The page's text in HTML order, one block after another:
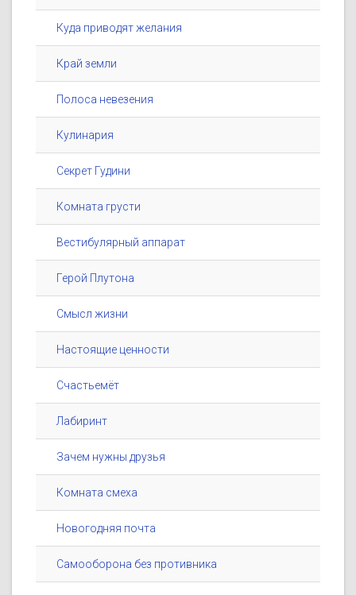
Куда приводят желания
Край земли
Полоса невезения
Кулинария
Секрет Гудини
Комната грусти
Вестибулярный аппарат
Герой Плутона
Смысл жизни
Настоящие ценности
Счастьемёт
Лабиринт
Зачем нужны друзья
Комната смеха
Новогодняя почта
Самооборона без противника